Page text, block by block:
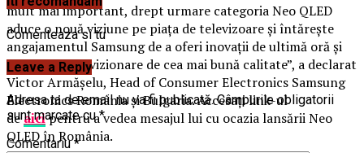
mult mai important, drept urmare categoria Neo QLED
aduce o nouă viziune pe piața de televizoare și întărește
angajamentul Samsung de a oferi inovații de ultimă oră și
experiențe de vizionare de cea mai bună calitate”, a declarat
Victor Armășelu, Head of Consumer Electronics Samsung
Electronics România și Bulgaria. Accesați link-ul
deaicipentru a vedea mesajul lui cu ocazia lansării Neo
QLED în România.
Comenteaza si tu
Leave a Reply
Adresa ta de email nu va fi publicată. Câmpurile obligatorii
sunt marcate cu*
Comentariu*